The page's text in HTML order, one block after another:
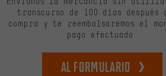
transcurso de 100 días después
compra y te reembolsaremos el
pago efectuado.
Al formulario